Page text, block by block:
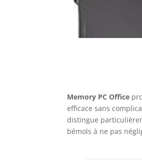
Memory PC Office
efficace sans
distingue
bémols à ne pas